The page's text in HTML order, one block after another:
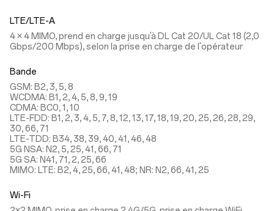
LTE/LTE-A
4 × 4 MIMO, prend en charge jusqu'à DL Cat 20/UL Cat 18 (2,0
Gbps/200 Mbps), selon la prise en charge de l'opérateur
Bande
GSM: B2, 3, 5, 8
WCDMA: B1, 2, 4, 5, 8, 9, 19
CDMA: BC0, 1, 10
LTE-FDD: B1, 2, 3, 4, 5, 7, 8, 12, 13, 17, 18, 19, 20, 25, 26, 28, 29,
30, 66, 71
LTE-TDD: B34, 38, 39, 40, 41, 46, 48
5G NSA: N2, 5, 25, 41, 66, 71
5G SA: N41, 71, 2, 25, 66
MIMO: LTE: B2, 4, 25, 66, 41, 48; NR: N2, 66, 41, 25
Wi-Fi